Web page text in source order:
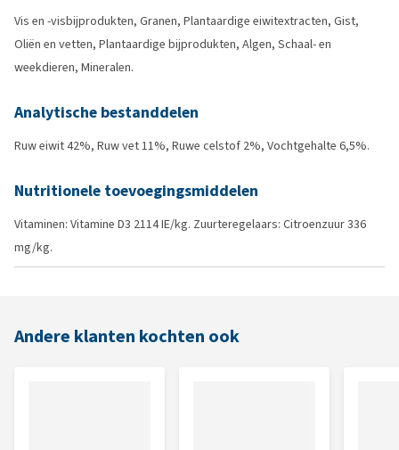
Vis en -visbijprodukten, Granen, Plantaardige eiwitextracten, Gist,
Oliën en vetten, Plantaardige bijprodukten, Algen, Schaal- en
weekdieren, Mineralen.
Analytische bestanddelen
Ruw eiwit 42%, Ruw vet 11%, Ruwe celstof 2%, Vochtgehalte 6,5%.
Nutritionele toevoegingsmiddelen
Vitaminen: Vitamine D3 2114 IE/kg. Zuurteregelaars: Citroenzuur 336
mg/kg.
Andere klanten kochten ook